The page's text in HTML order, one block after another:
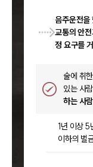
음주운전을
교통의 안
정 요구를
술에 취
있는 사
하는 사람
1년 이상
이하의 벌